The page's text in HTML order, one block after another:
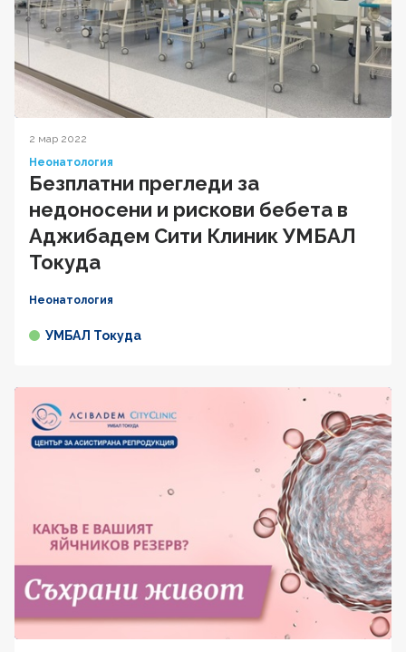
2 мар 2022
Неонатология
Безплатни прегледи за
недоносени и рискови бебета в
Аджибадем Сити Клиник УМБАЛ
Токуда
Неонатология
УМБАЛ Токуда